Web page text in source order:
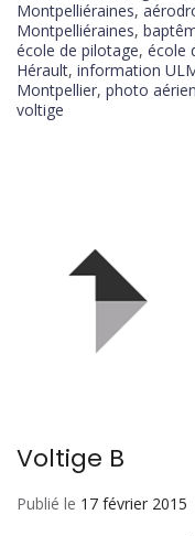
Montpelliéraines,
Montpelliéraines,
école de pilotage, école
Hérault, information
Montpellier, photo
voltige
Voltige B
Publié le 17 février 2015